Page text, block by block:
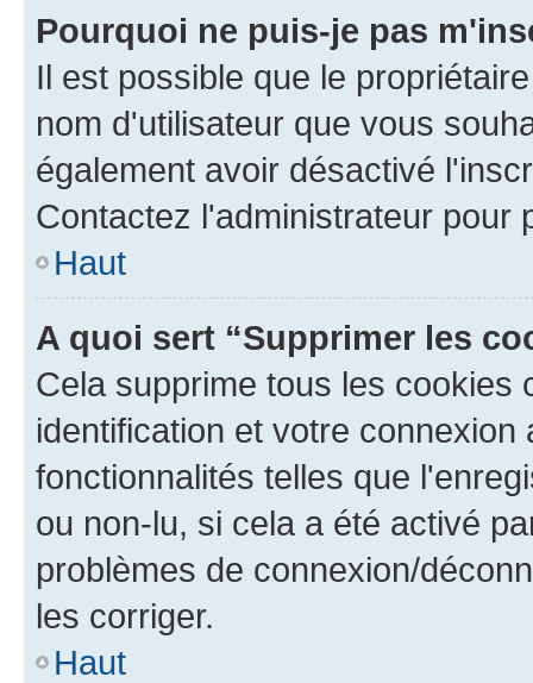
Pourquoi ne puis-je pas
Il est possible que le
nom d'utilisateur que vous
également avoir désactivé
Contactez l'administrateur pour
Haut
A quoi sert “Supprimer les
Cela supprime tous les cookies
identification et votre
fonctionnalités telles que
ou non-lu, si cela a été activé
problèmes de connexion/
les corriger.
Haut